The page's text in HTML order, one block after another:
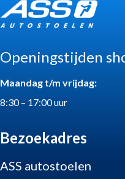
Openingstijden
Maandag t/m vrijdag:
8:30 – 17:00 uur
Bezoekadres
ASS autostoelen